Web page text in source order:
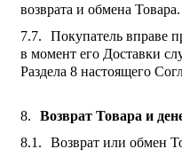
возврата и обмена Товара.
Покупатель вправе
в момент его Доставки
Раздела 8 настоящего
Возврат Товара и
Возврат или обмен